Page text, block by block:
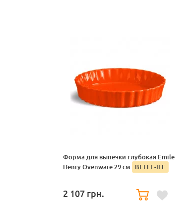
Форма для выпечки глубокая Emile
Henry Ovenware 29 см
BELLE-ILE
2 107 грн.